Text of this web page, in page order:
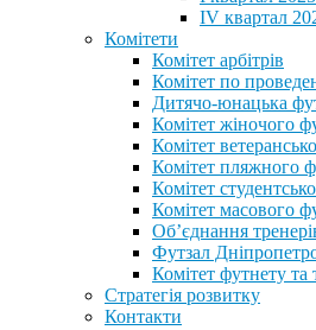
IV квартал
Комітети
Комітет арбітрів
Комітет по
Дитячо-юнацька
Комітет жіночого
Комітет
Комітет пляжного
Комітет
Комітет масового
Обʼєднання
Футзал
Комітет футнету та
Стратегія розвитку
Контакти